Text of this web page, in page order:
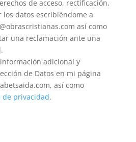
de acceso, rectificación,
datos escribiéndome a
así como
una reclamación ante una
adicional y
de Datos en mi página
así como
de privacidad.